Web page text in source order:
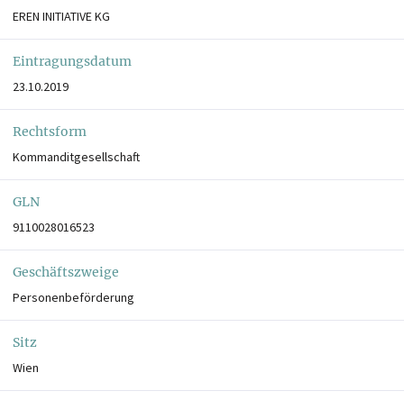
EREN INITIATIVE KG
Eintragungsdatum
23.10.2019
Rechtsform
Kommanditgesellschaft
GLN
9110028016523
Geschäftszweige
Personenbeförderung
Sitz
Wien